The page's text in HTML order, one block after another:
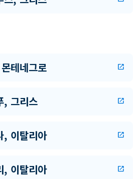
테네그로 open_in_new
, 그리스 open_in_new
, 이탈리아 open_in_new
, 이탈리아 open_in_new